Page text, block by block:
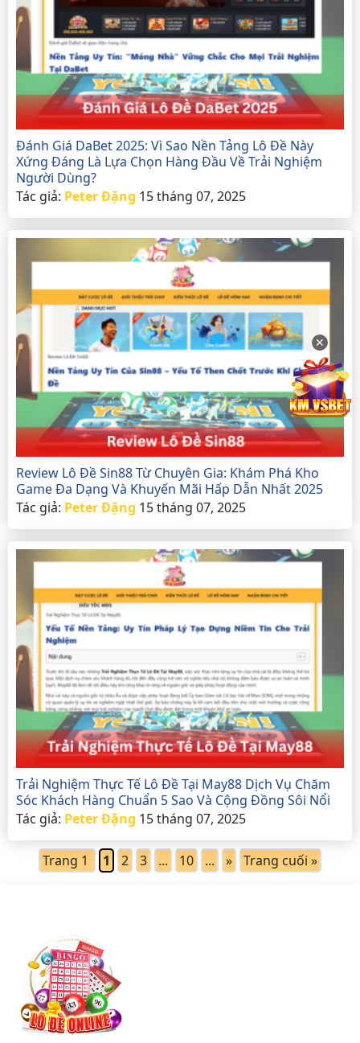
Đánh Giá DaBet 2025: Vì Sao Nền Tảng Lô Đề Này
Xứng Đáng Là Lựa Chọn Hàng Đầu Về Trải Nghiệm
Người Dùng?
Tác giả: Peter Đặng 15 tháng 07, 2025
Review Lô Đề Sin88 Từ Chuyên Gia: Khám Phá Kho
Game Đa Dạng Và Khuyến Mãi Hấp Dẫn Nhất 2025
Tác giả: Peter Đặng 15 tháng 07, 2025
Trải Nghiệm Thực Tế Lô Đề Tại May88 Dịch Vụ Chăm
Sóc Khách Hàng Chuẩn 5 Sao Và Cộng Đồng Sôi Nổi
Tác giả: Peter Đặng 15 tháng 07, 2025
Trang 1 1 2 3 ... 10 ... » Trang cuối »
✕